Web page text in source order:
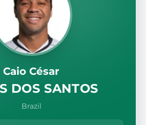
Caio César
DOS SANTOS
Brazil